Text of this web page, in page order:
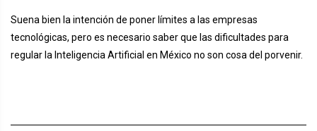
Suena bien la intención de poner límites a las empresas
tecnológicas, pero es necesario saber que las dificultades para
regular la Inteligencia Artificial en México no son cosa del porvenir.